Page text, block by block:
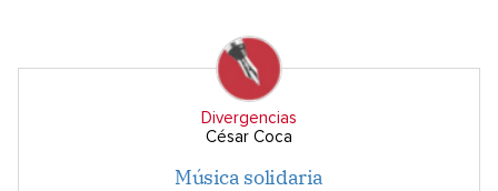
Divergencias
César Coca
Música solidaria